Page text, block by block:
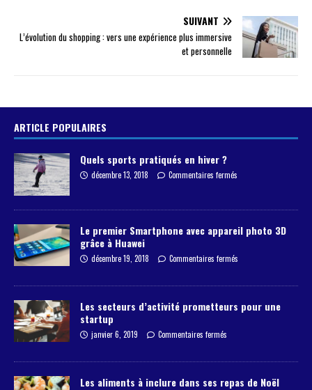
SUIVANT
L’évolution du shopping : vers une expérience plus immersive
et personnelle
ARTICLE POPULAIRES
Quels sports pratiqués en hiver ?
décembre 13, 2018 Commentaires fermés
Le premier Smartphone avec appareil photo 3D
grâce à Huawei
décembre 19, 2018 Commentaires fermés
Les secteurs d’activité prometteurs pour une
startup
janvier 6, 2019 Commentaires fermés
Les aliments à inclure dans ses repas de Noël